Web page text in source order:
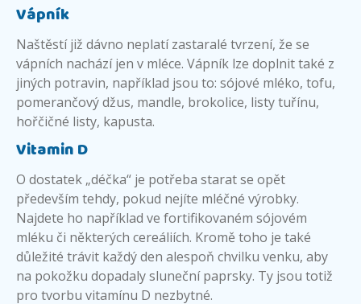
Vápník
Naštěstí již dávno neplatí zastaralé tvrzení, že se
vápních nachází jen v mléce. Vápník lze doplnit také z
jiných potravin, například jsou to: sójové mléko, tofu,
pomerančový džus, mandle, brokolice, listy tuřínu,
hořčičné listy, kapusta.
Vitamin D
O dostatek „déčka“ je potřeba starat se opět
především tehdy, pokud nejíte mléčné výrobky.
Najdete ho například ve fortifikovaném sójovém
mléku či některých cereáliích. Kromě toho je také
důležité trávit každý den alespoň chvilku venku, aby
na pokožku dopadaly sluneční paprsky. Ty jsou totiž
pro tvorbu vitamínu D nezbytné.